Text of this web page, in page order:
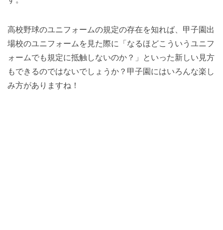
高校野球のユニフォームの規定の存在を知れば、甲子園出
場校のユニフォームを見た際に「なるほどこういうユニフ
ォームでも規定に抵触しないのか？」といった新しい見方
もできるのではないでしょうか？甲子園にはいろんな楽し
み方がありますね！